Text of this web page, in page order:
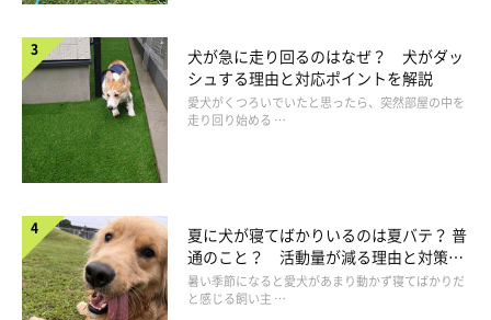
犬が急に走り回るのはなぜ？ 犬がダッ
シュする理由と対応ポイントを解説
愛犬がくつろいでいたと思ったら、突然部屋の中を
走り回り始める …
夏に犬が寝てばかりいるのは夏バテ？ 普
通のこと？ 活動量が減る理由と対策と
は
暑い季節になると愛犬があまり動かず寝てばかりだ
と感じる飼い主 …